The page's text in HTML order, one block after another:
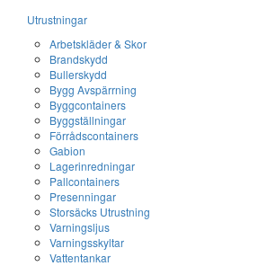
Utrustningar
Arbetskläder & Skor
Brandskydd
Bullerskydd
Bygg Avspärrning
Byggcontainers
Byggställningar
Förrådscontainers
Gabion
Lagerinredningar
Pallcontainers
Presenningar
Storsäcks Utrustning
Varningsljus
Varningsskyltar
Vattentankar